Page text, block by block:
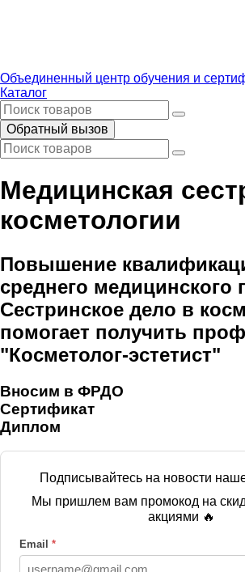
Объединенный центр обучения и
Каталог
Обратный вызов
Медицинская
косметологии
Повышение
среднего медицинского
Сестринское дело в
помогает получить
"Косметолог-эстетист"
Вносим в ФРДО
Сертификат
Диплом
Подписывайтесь на новости
Мы пришлем вам промокод на
акциями 🔥
Email *